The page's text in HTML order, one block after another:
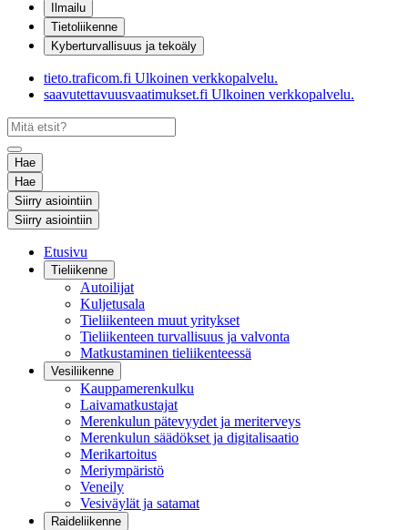
Ilmailu
Tietoliikenne
Kyberturvallisuus ja tekoäly
tieto.traficom.fi Ulkoinen verkkopalvelu.
saavutettavuusvaatimukset.fi Ulkoinen verkkopalvelu.
Hae
Hae
Siirry asiointiin
Siirry asiointiin
Etusivu
Tieliikenne
Autoilijat
Kuljetusala
Tieliikenteen muut yritykset
Tieliikenteen turvallisuus ja valvonta
Matkustaminen tieliikenteessä
Vesiliikenne
Kauppamerenkulku
Laivamatkustajat
Merenkulun pätevyydet ja meriterveys
Merenkulun säädökset ja digitalisaatio
Merikartoitus
Meriympäristö
Veneily
Vesiväylät ja satamat
Raideliikenne